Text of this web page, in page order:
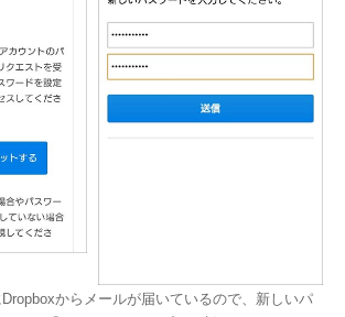
からメールが届いているので、新しいパ